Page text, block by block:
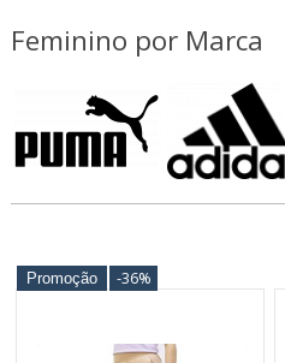
Feminino por Marca
Promoção -36%